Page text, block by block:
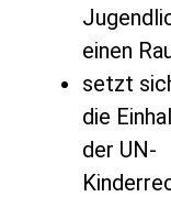
einen
setzt
die
der UN-